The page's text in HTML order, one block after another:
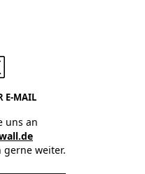
E-MAIL
uns an
weiter.